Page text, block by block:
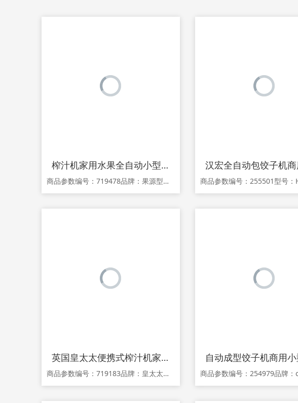
榨汁机家用水果全自动小型果蔬果肉渣汁分离多功能原汁机炸果汁机
商品参数编号：719478品牌：果源型号：WJE-F1B榨汁机附加功能：碎肉 制奶昔 榨汁 冰淇淋功率：150W产地：中国大陆省份：浙江省地市：宁波市颜色分类：F6(509小口径) F2红色(311小口径) F1红色(310小口径) F6B(551大口径) F1B红色(312大口径) F2B红色(313大口径)机身材质：塑料加料口形状：月牙形电压：111V~240V（含）生产企业：宁波昌伦电器有限
英国皇太太便携式榨汁机家用水果小型充电迷你榨汁杯电动炸果汁机
商品参数编号：719183品牌：皇太太型号：T56产地：中国大陆颜色分类：经典黑 中国红电压：≤36V(含)生产企业：皇太太容量：0.3L采购地：中国大陆保修期：24个月商品详情 1.关于产品宣传，由于新广告法规定不得采用夸大宣传，故本商城已针对在售产品的广告宜传完成排查整改，若尚有不妥之处敬请提示。关于此类问题发生